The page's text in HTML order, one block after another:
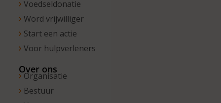
Voedseldonatie
Word vrijwilliger
Start een actie
Voor hulpverleners
Over ons
Organisatie
Bestuur